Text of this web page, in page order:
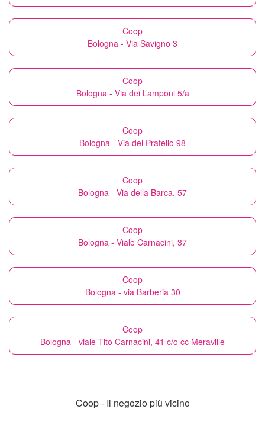
Coop
Bologna - Via Savigno 3
Coop
Bologna - Via dei Lamponi 5/a
Coop
Bologna - Via del Pratello 98
Coop
Bologna - Via della Barca, 57
Coop
Bologna - Viale Carnacini, 37
Coop
Bologna - via Barberia 30
Coop
Bologna - viale Tito Carnacini, 41 c/o cc Meraville
Coop - Il negozio più vicino